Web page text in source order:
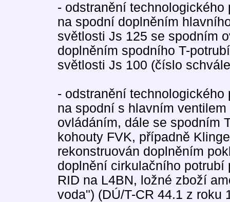
- odstranění
na spodní doplněním
světlosti Js 125 se spodním
doplněním spodního T-
světlosti Js 100 (číslo
- odstranění
na spodní s hlavním
ovládáním, dále se spodním
kohouty FVK, případně
rekonstruován doplněním
doplnění cirkulačního potrubí
RID na L4BN, ložné zboží
voda") (DÚ/T-CR 44.1 z roku